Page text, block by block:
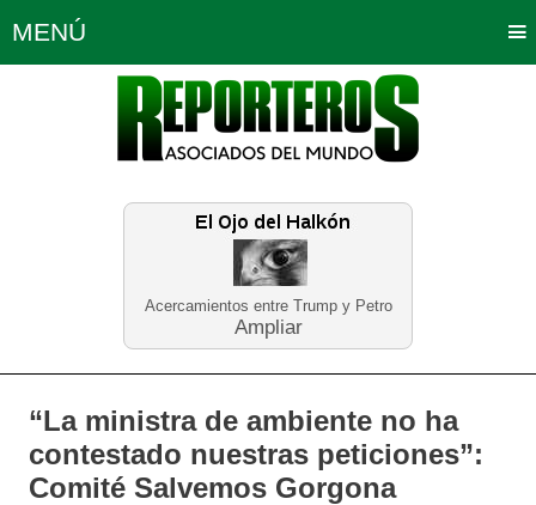
Acercamientos entre Trump y Petro
Ampliar
MENÚ
Política Opinión Bogotá
Planeta Tierra Deportes
Educación Neira
“La ministra de ambiente no ha
contestado nuestras peticiones”:
Comité Salvemos Gorgona